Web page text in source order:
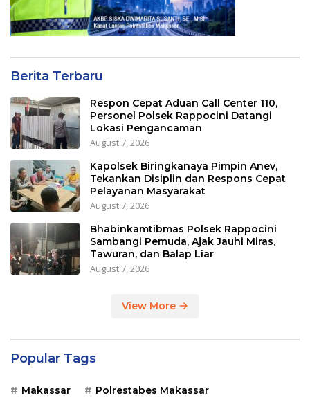
Berita Terbaru
Respon Cepat Aduan Call Center 110,
Personel Polsek Rappocini Datangi
Lokasi Pengancaman
August 7, 2026
Kapolsek Biringkanaya Pimpin Anev,
Tekankan Disiplin dan Respons Cepat
Pelayanan Masyarakat
August 7, 2026
Bhabinkamtibmas Polsek Rappocini
Sambangi Pemuda, Ajak Jauhi Miras,
Tawuran, dan Balap Liar
August 7, 2026
View More
Popular Tags
Makassar Polrestabes Makassar